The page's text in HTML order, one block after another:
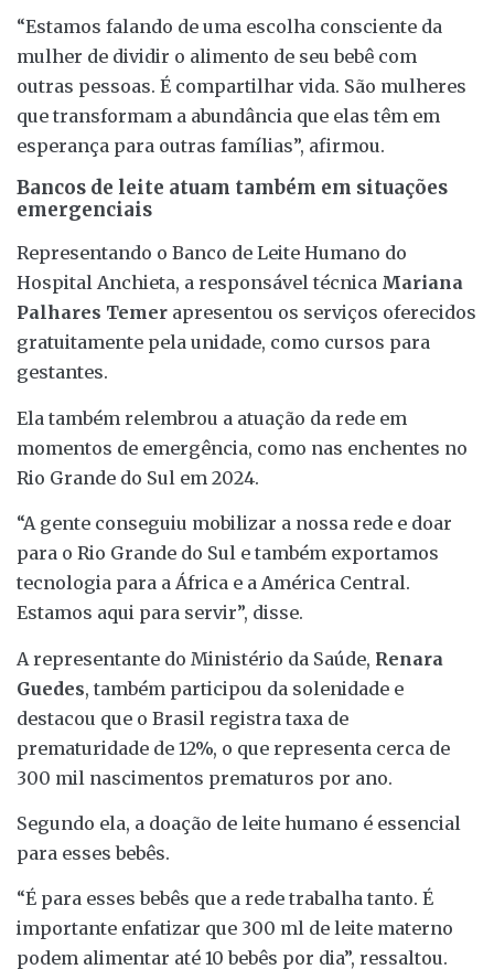
“Estamos falando de uma escolha consciente da
mulher de dividir o alimento de seu bebê com
outras pessoas. É compartilhar vida. São mulheres
que transformam a abundância que elas têm em
esperança para outras famílias”, afirmou.
Bancos de leite atuam também em situações
emergenciais
Representando o Banco de Leite Humano do
Hospital Anchieta, a responsável técnica Mariana
Palhares Temer apresentou os serviços oferecidos
gratuitamente pela unidade, como cursos para
gestantes.
Ela também relembrou a atuação da rede em
momentos de emergência, como nas enchentes no
Rio Grande do Sul em 2024.
“A gente conseguiu mobilizar a nossa rede e doar
para o Rio Grande do Sul e também exportamos
tecnologia para a África e a América Central.
Estamos aqui para servir”, disse.
A representante do Ministério da Saúde, Renara
Guedes, também participou da solenidade e
destacou que o Brasil registra taxa de
prematuridade de 12%, o que representa cerca de
300 mil nascimentos prematuros por ano.
Segundo ela, a doação de leite humano é essencial
para esses bebês.
“É para esses bebês que a rede trabalha tanto. É
importante enfatizar que 300 ml de leite materno
podem alimentar até 10 bebês por dia”, ressaltou.